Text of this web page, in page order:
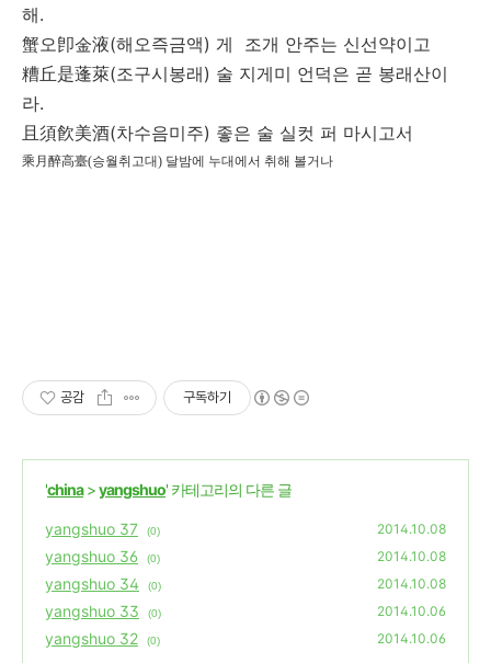
해 .
蟹오卽金液(해오즉금액) 게 조개 안주는 신선약이고
糟丘是蓬萊(조구시봉래 ) 술 지게미 언덕은 곧 봉래산이
라.
且須飮美酒(차수음미주) 좋은 술 실컷 퍼 마시고서
乘月醉高臺(승월취고대) 달밤에 누대에서 취해 볼거나
공감 구독하기
'china>yangshuo' 카테고리의 다른 글
yangshuo 37 (0) 2014.10.08
yangshuo 36 (0) 2014.10.08
yangshuo 34 (0) 2014.10.08
yangshuo 33 (0) 2014.10.06
yangshuo 32 (0) 2014.10.06